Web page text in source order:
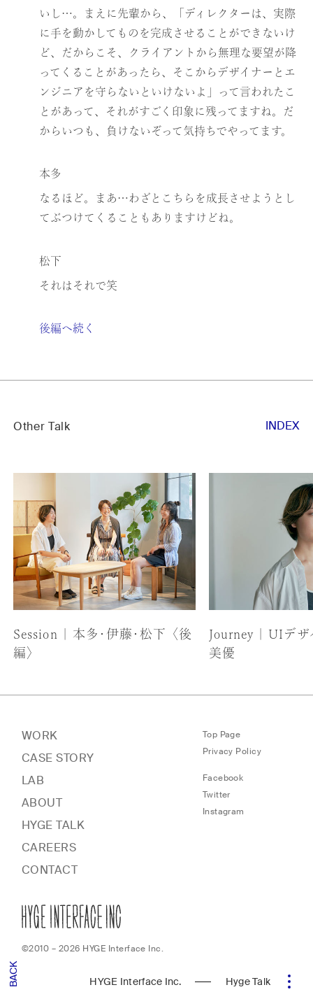
HYGE Interface Inc. Hyge Talk
BACK
いし…。まえに先輩から、「ディレクターは、実際
に手を動かしてものを完成させることができないけ
ど、だからこそ、クライアントから無理な要望が降
ってくることがあったら、そこからデザイナーとエ
ンジニアを守らないといけないよ」って言われたこ
とがあって、それがすごく印象に残ってますね。だ
からいつも、負けないぞって気持ちでやってます。
本多
なるほど。まあ…わざとこちらを成長させようとし
てぶつけてくることもありますけどね。
松下
それはそれで笑
後編へ続く
Other Talk INDEX
Session | 本多・伊藤・松下 〈後
編〉
Journey | UIデザ
美優
WORK
CASE STORY
LAB
ABOUT
HYGE TALK
CAREERS
CONTACT
Top Page
Privacy Policy
Facebook
Twitter
Instagram
©2010 – 2026 HYGE Interface Inc.